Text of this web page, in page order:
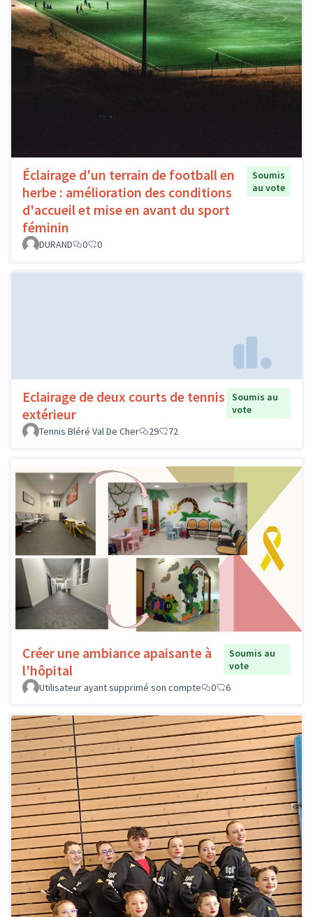
Éclairage d'un terrain de football en
herbe : amélioration des conditions
d'accueil et mise en avant du sport
féminin
Soumis
au vote
DURAND 0 0
Eclairage de deux courts de tennis
extérieur
Soumis au
vote
Tennis Bléré Val De Cher
29 72
Créer une ambiance apaisante à
l'hôpital
Soumis au
vote
Utilisateur ayant supprimé son compte
0 6